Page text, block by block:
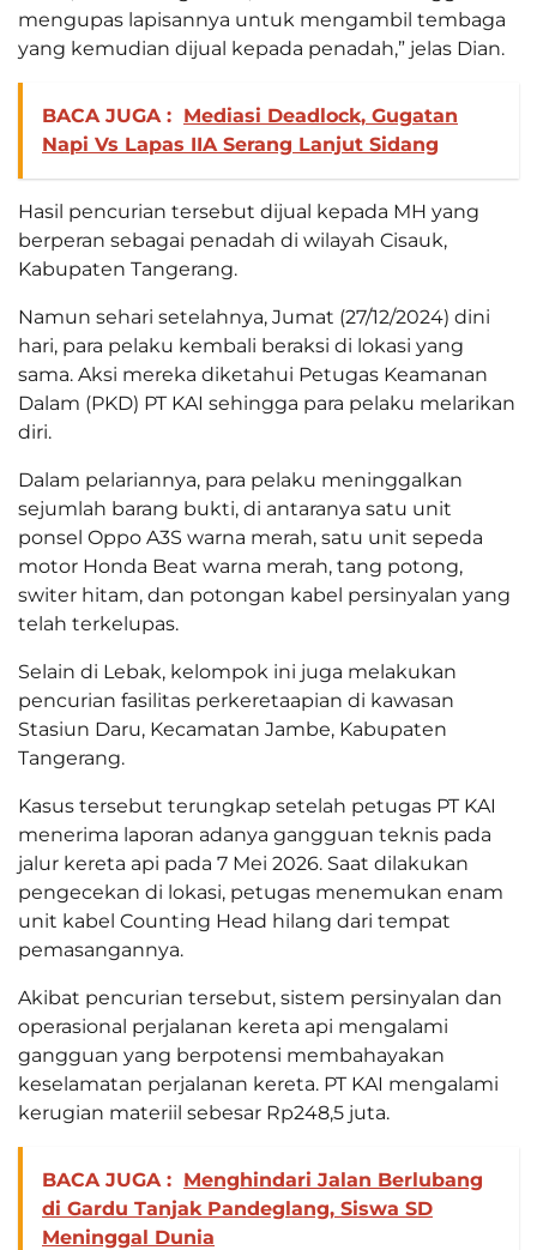
mengupas lapisannya untuk mengambil tembaga
yang kemudian dijual kepada penadah,” jelas Dian.
BACA JUGA : Mediasi Deadlock, Gugatan
Napi Vs Lapas IIA Serang Lanjut Sidang
Hasil pencurian tersebut dijual kepada MH yang
berperan sebagai penadah di wilayah Cisauk,
Kabupaten Tangerang.
Namun sehari setelahnya, Jumat (27/12/2024) dini
hari, para pelaku kembali beraksi di lokasi yang
sama. Aksi mereka diketahui Petugas Keamanan
Dalam (PKD) PT KAI sehingga para pelaku melarikan
diri.
Dalam pelariannya, para pelaku meninggalkan
sejumlah barang bukti, di antaranya satu unit
ponsel Oppo A3S warna merah, satu unit sepeda
motor Honda Beat warna merah, tang potong,
switer hitam, dan potongan kabel persinyalan yang
telah terkelupas.
Selain di Lebak, kelompok ini juga melakukan
pencurian fasilitas perkeretaapian di kawasan
Stasiun Daru, Kecamatan Jambe, Kabupaten
Tangerang.
Kasus tersebut terungkap setelah petugas PT KAI
menerima laporan adanya gangguan teknis pada
jalur kereta api pada 7 Mei 2026. Saat dilakukan
pengecekan di lokasi, petugas menemukan enam
unit kabel Counting Head hilang dari tempat
pemasangannya.
Akibat pencurian tersebut, sistem persinyalan dan
operasional perjalanan kereta api mengalami
gangguan yang berpotensi membahayakan
keselamatan perjalanan kereta. PT KAI mengalami
kerugian materiil sebesar Rp248,5 juta.
BACA JUGA : Menghindari Jalan Berlubang
di Gardu Tanjak Pandeglang, Siswa SD
Meninggal Dunia